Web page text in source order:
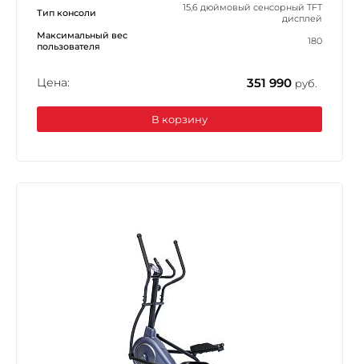
Тип консоли
15,6 дюймовый сенсорный TFT
дисплей
Максимальный вес
пользователя
180
Цена: 351 990 руб.
В корзину